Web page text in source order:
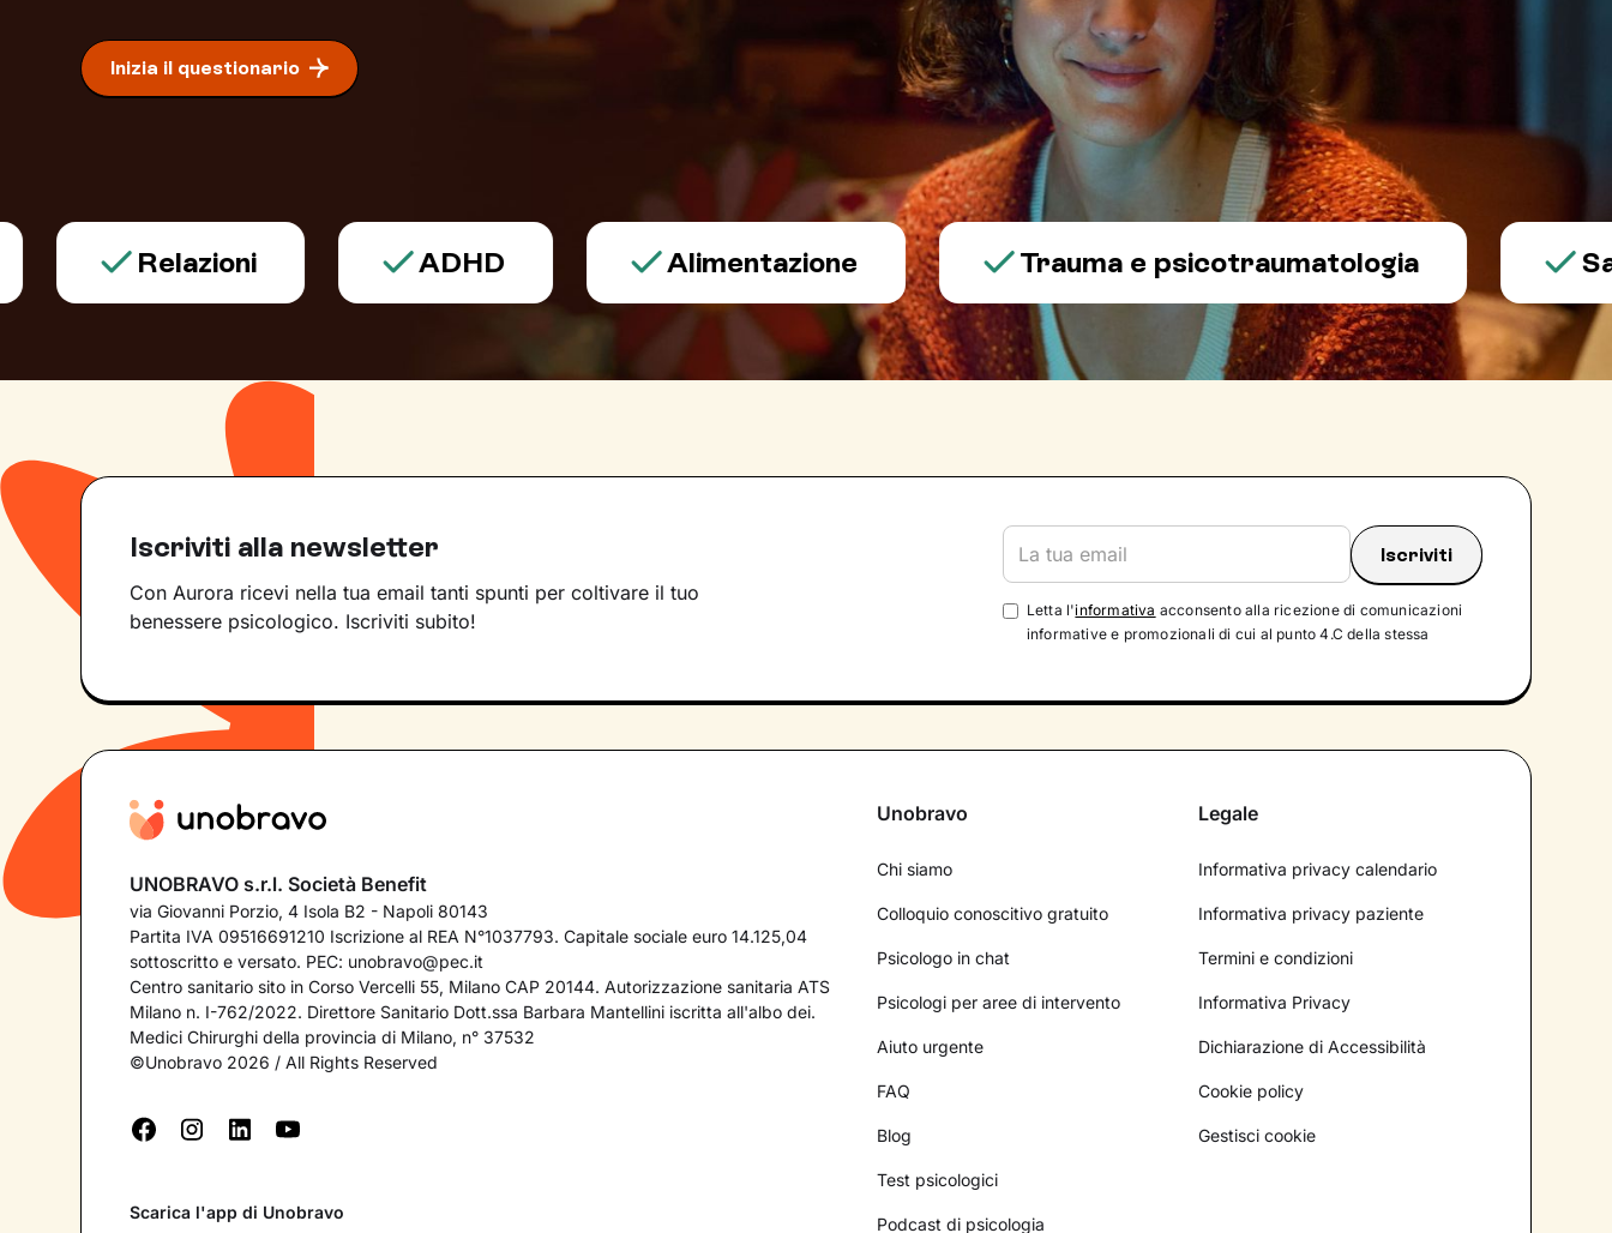
Inizia il questionario
Relazioni ADHD Alimentazione Trauma e psicotraumatologia Salute
Iscriviti alla newsletter
Con Aurora ricevi nella tua email tanti spunti per coltivare il tuo
benessere psicologico. Iscriviti subito!
Letta l'informativa acconsento alla ricezione di comunicazioni
informative e promozionali di cui al punto 4.C della stessa
UNOBRAVO s.r.l. Società Benefit
via Giovanni Porzio, 4 Isola B2 - Napoli 80143
Partita IVA 09516691210 Iscrizione al REA N°1037793. Capitale sociale euro 14.125,04
sottoscritto e versato. PEC: unobravo@pec.it
Centro sanitario sito in Corso Vercelli 55, Milano CAP 20144. Autorizzazione sanitaria ATS
Milano n. I-762/2022. Direttore Sanitario Dott.ssa Barbara Mantellini iscritta all'albo dei.
Medici Chirurghi della provincia di Milano, n° 37532
©Unobravo 2026 / All Rights Reserved
Scarica l'app di Unobravo
Unobravo
Chi siamo
Colloquio conoscitivo gratuito
Psicologo in chat
Psicologi per aree di intervento
Aiuto urgente
FAQ
Blog
Test psicologici
Podcast di psicologia
Legale
Informativa privacy calendario
Informativa privacy paziente
Termini e condizioni
Informativa Privacy
Dichiarazione di Accessibilità
Cookie policy
Gestisci cookie